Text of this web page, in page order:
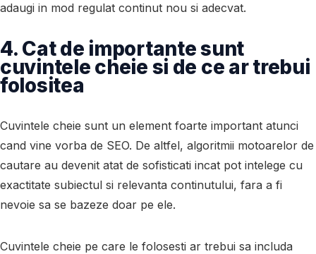
adaugi in mod regulat continut nou si adecvat.
4. Cat de importante sunt
cuvintele cheie si de ce ar trebui
folositea
Cuvintele cheie sunt un element foarte important atunci
cand vine vorba de SEO. De altfel, algoritmii motoarelor de
cautare au devenit atat de sofisticati incat pot intelege cu
exactitate subiectul si relevanta continutului, fara a fi
nevoie sa se bazeze doar pe ele.
Cuvintele cheie pe care le folosesti ar trebui sa includa